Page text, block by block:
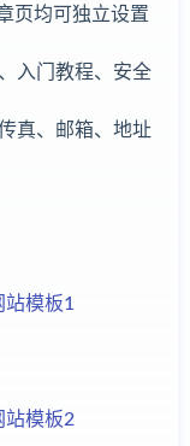
页均可独立设置
入门教程、安全
真、邮箱、地址